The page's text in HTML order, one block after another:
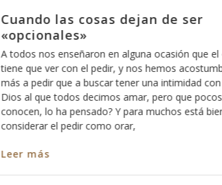
Dicen que las cosas ya no son
antes
Últimamente he escuchado esa frase de “las
no son como antes”, lo irónico es que lo escucho
la gente de mi generación y me hace sentir viejo,
embargo no puedo negar que muchas cosas han
cambiado radicalmente y que lo que antes
entendíamos como normal y como parte de